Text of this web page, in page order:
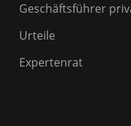
Geschäftsführer
Urteile
Expertenrat